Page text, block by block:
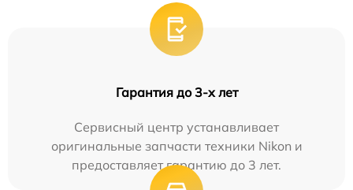
Гарантия до 3-х лет
Сервисный центр устанавливает
оригинальные запчасти техники Nikon и
предоставляет гарантию до 3 лет.